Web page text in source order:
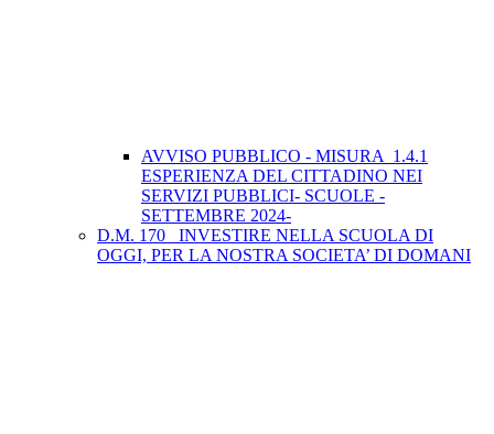
AVVISO PUBBLICO - MISURA 1.4.1
ESPERIENZA DEL CITTADINO NEI
SERVIZI PUBBLICI- SCUOLE -
SETTEMBRE 2024-
D.M. 170_ INVESTIRE NELLA SCUOLA DI
OGGI, PER LA NOSTRA SOCIETA’ DI DOMANI